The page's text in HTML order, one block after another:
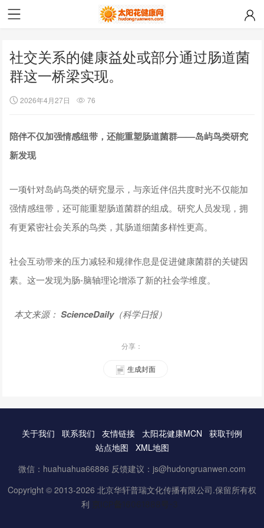
社交关系的健康益处或部分通过肠道菌
群这一桥梁实现。
2026年4月27日 76
陪伴不仅加强情感纽带，还能重塑肠道菌群——岛屿鸟类研究
新发现
一项针对岛屿鸟类的研究显示，与亲近伴侣共度时光不仅能加
强情感纽带，还可能重塑肠道菌群的组成。研究人员发现，拥
有更紧密社会关系的鸟类，其肠道细菌多样性更高。
社会互动带来的压力减轻和规律作息是促进健康菌群的关键因
素。这一发现为肠-脑轴理论增添了新的社会学维度。
本文来源：ScienceDaily（科学日报）
分享：
生成封面
关于我们 联系我们 友情链接 太阳花健康MCN
获取刊例
站点地图
XML地图
微信：huahuahua66886 反馈建议：js@hudongruanwen.com
Copyright © 2013-2026 北京华轩普瑞文化传播有限公司.保留所有权
利 京ICP备16061888号-3